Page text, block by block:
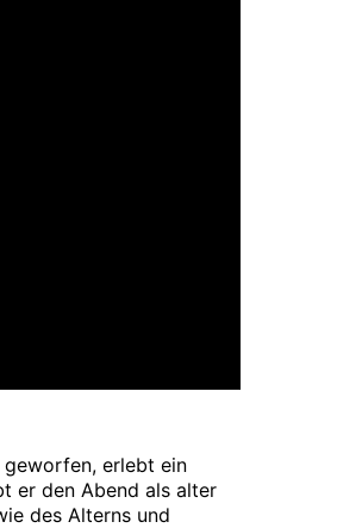
geworfen, erlebt ein
er den Abend als alter
des Alterns und